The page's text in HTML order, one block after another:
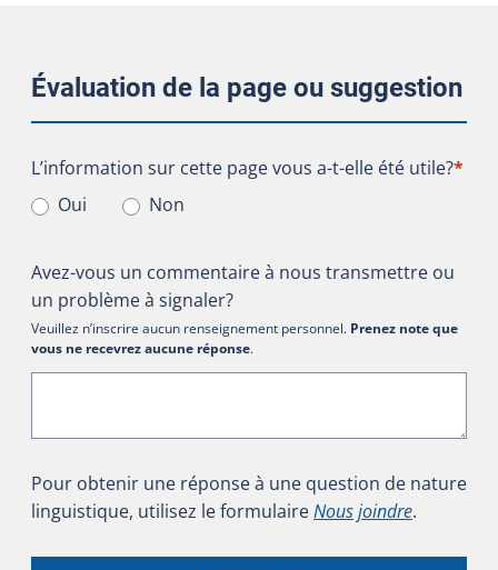
Évaluation de la page ou suggestion
L’information sur cette page vous a-t-elle été utile?
L’information sur cette page vous a-t-elle été utile?*
Oui
Non
Avez-vous un commentaire à nous transmettre ou
un problème à signaler?
Veuillez n’inscrire aucun renseignement personnel. Prenez note que
vous ne recevrez aucune réponse.
Pour obtenir une réponse à une question de nature
linguistique, utilisez le formulaireNous joindre.